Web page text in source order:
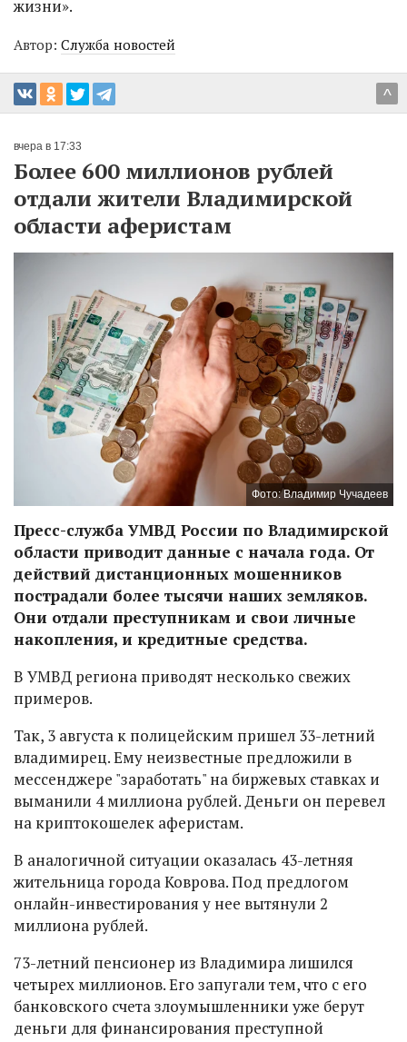
жизни».
Автор: Служба новостей
^
вчера в 17:33
Более 600 миллионов рублей
отдали жители Владимирской
области аферистам
Фото: Владимир Чучадеев
Пресс-служба УМВД России по Владимирской
области приводит данные с начала года. От
действий дистанционных мошенников
пострадали более тысячи наших земляков.
Они отдали преступникам и свои личные
накопления, и кредитные средства.
В УМВД региона приводят несколько свежих
примеров.
Так, 3 августа к полицейским пришел 33-летний
владимирец. Ему неизвестные предложили в
мессенджере "заработать" на биржевых ставках и
выманили 4 миллиона рублей. Деньги он перевел
на криптокошелек аферистам.
В аналогичной ситуации оказалась 43-летняя
жительница города Коврова. Под предлогом
онлайн-инвестирования у нее вытянули 2
миллиона рублей.
73-летний пенсионер из Владимира лишился
четырех миллионов. Его запугали тем, что с его
банковского счета злоумышленники уже берут
деньги для финансирования преступной